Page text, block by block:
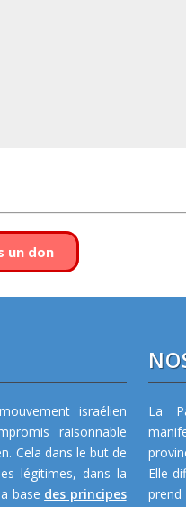
un don
israélien
raisonnable
Cela dans le but de
légitimes, dans la
base des principes
La
Elle